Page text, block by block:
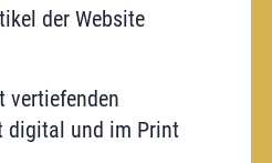
der Website
vertiefenden
digital und im Print